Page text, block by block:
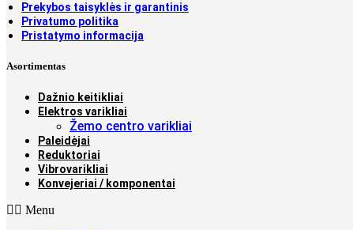
Prekybos taisyklės ir garantinis
Privatumo politika
Pristatymo informacija
Asortimentas
Dažnio keitikliai
Elektros varikliai
Žemo centro varikliai
Paleidėjai
Reduktoriai
Vibrovarikliai
Konvejeriai / komponentai
Menu